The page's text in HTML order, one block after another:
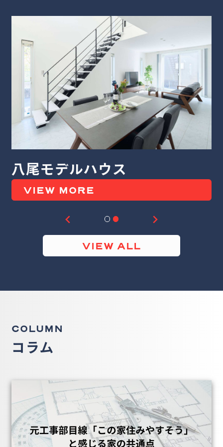
堺モデルハウス
VIEW MORE
VIEW ALL
COLUMN
コラム